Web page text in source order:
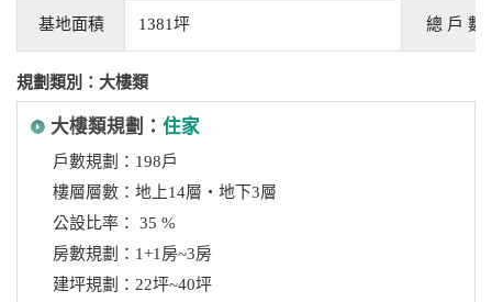
基地面積 1381坪 總 戶 數
規劃類別：大樓類
大樓類規劃： 住家
戶數規劃：198戶
樓層層數：地上14層‧地下3層
公設比率： 35 %
房數規劃：1+1房~3房
建坪規劃：22坪~40坪